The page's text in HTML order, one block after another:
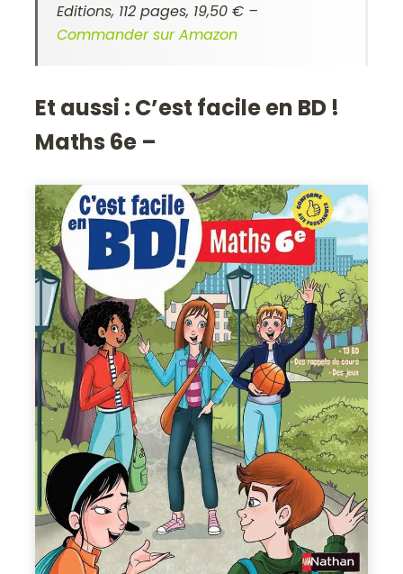
Editions, 112 pages, 19,50 € –
Commander sur Amazon
Et aussi : C’est facile en BD !
Maths 6e –